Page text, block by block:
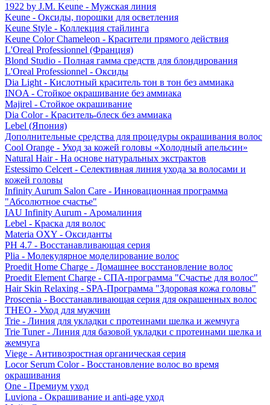
1922 by J.M. Keune - Мужская линия
Keune - Оксиды, порошки для осветления
Keune Style - Коллекция стайлинга
Keune Color Chameleon - Красители прямого действия
L'Oreal Professionnel (Франция)
Blond Studio - Полная гамма средств для блондирования
L'Oreal Professionnel - Оксиды
Dia Light - Кислотный краситель тон в тон без аммиака
INOA - Стойкое окрашивание без аммиака
Majirel - Стойкое окрашивание
Dia Color - Краситель-блеск без аммиака
Lebel (Япония)
Дополнительные средства для процедуры окрашивания волос
Cool Orange - Уход за кожей головы «Холодный апельсин»
Natural Hair - На основе натуральных экстрактов
Estessimo Celcert - Селективная линия ухода за волосами и
кожей головы
Infinity Aurum Salon Care - Инновационная программа
"Абсолютное счастье"
IAU Infinity Aurum - Аромалиния
Lebel - Краска для волос
Materia OXY - Оксиданты
PH 4.7 - Восстанавливающая серия
Plia - Молекулярное моделирование волос
Proedit Home Charge - Домашнее восстановление волос
Proedit Element Charge - СПА-программа "Счастье для волос"
Hair Skin Relaxing - SPA-Программа "Здоровая кожа головы"
Proscenia - Восстанавливающая серия для окрашенных волос
THEO - Уход для мужчин
Trie - Линия для укладки с протеинами шелка и жемчуга
Trie Tuner - Линия для базовой укладки с протеинами шелка и
жемчуга
Viege - Антивозростная органическая серия
Locor Serum Color - Восстановление волос во время
окрашивания
One - Премиум уход
Luviona - Окрашивание и anti-age уход